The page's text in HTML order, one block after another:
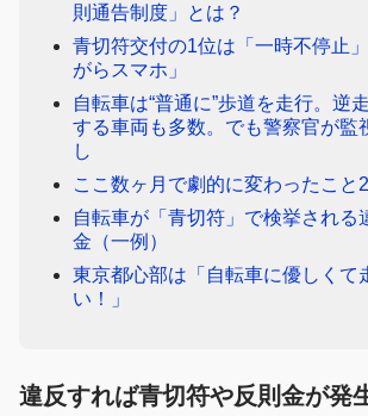
則通告制度」とは？
青切符交付の1位は「一時不停止
がらスマホ」
自転車は“普通に”歩道を走行。逆
する車両も多数。でも警察官が監
し
ここ数ヶ月で劇的に変わったこと
自転車が「青切符」で検挙される
金（一例）
東京都心部は「自転車に優しくて
い！」
違反すれば青切符や反則金が発